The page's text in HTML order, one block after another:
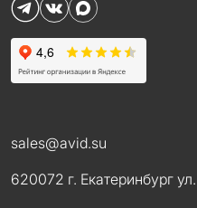
sales@avid.su
620072 г. Екатеринбург